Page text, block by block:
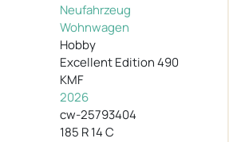
Neufahrzeug
Wohnwagen
Hobby
Excellent Edition 490
KMF
2026
cw-25793404
185 R 14 C